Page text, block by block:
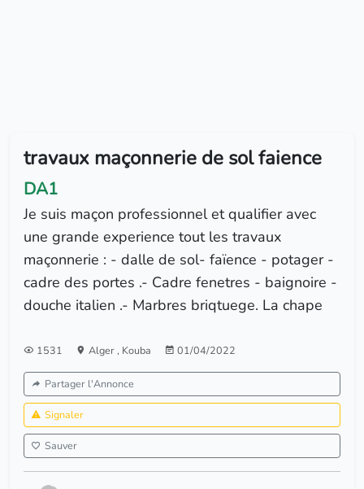
travaux maçonnerie de sol faience
DA1
Je suis maçon professionnel et qualifier avec
une grande experience tout les travaux
maçonnerie : - dalle de sol- faïence - potager -
cadre des portes .- Cadre fenetres - baignoire -
douche italien .- Marbres briqtuege. La chape
1531 Alger, Kouba 01/04/2022
Partager l'Annonce
Signaler
Sauver